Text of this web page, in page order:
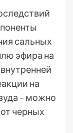
сальных
эфира на
на
– можно
черных